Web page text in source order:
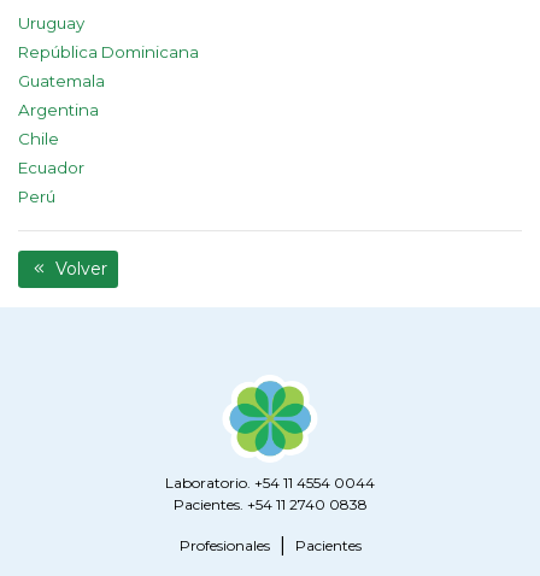
Uruguay
República Dominicana
Guatemala
Argentina
Chile
Ecuador
Perú
Volver
Laboratorio. +54 11 4554 0044
Pacientes. +54 11 2740 0838
Profesionales Pacientes